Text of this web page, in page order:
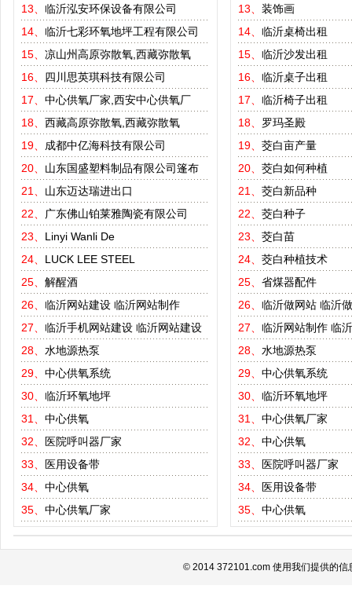
13、 临沂泓安环保设备有限公司
14、 临沂七彩环氧地坪工程有限公司
15、 凉山州高原弥散氧,西藏弥散氧
16、 四川思英琪科技有限公司
17、 中心供氧厂家,西安中心供氧厂
18、 西藏高原弥散氧,西藏弥散氧
19、 成都中亿海科技有限公司
20、 山东国盛塑料制品有限公司篷布
21、 山东迈达瑞进出口
22、
广东佛山铂莱雅陶瓷有限公司
23、 Linyi Wanli De
24、 LUCK LEE STEEL
25、 解醒酒
26、 临沂网站建设 临沂网站制作
27、 临沂手机网站建设 临沂网站建设
28、 水地源热泵
29、 中心供氧系统
30、 临沂环氧地坪
31、 中心供氧
32、
医院呼叫器厂家
33、
医用设备带
34、 中心供氧
35、 中心供氧厂家
13、 装饰画
14、 临沂桌椅出租
15、 临沂沙发出租
16、 临沂桌子出租
17、 临沂椅子出租
18、 罗玛圣殿
19、 茭白亩产量
20、 茭白如何种植
21、 茭白新品种
22、 茭白种子
23、 茭白苗
24、 茭白种植技术
25、 省煤器配件
26、 临沂做网站 临沂
27、 临沂网站制作 临
28、 水地源热泵
29、 中心供氧系统
30、 临沂环氧地坪
31、 中心供氧厂家
32、 中心供氧
33、
医院呼叫器厂家
34、
医用设备带
35、 中心供氧
© 2014 372101.com 使用我们提供的信